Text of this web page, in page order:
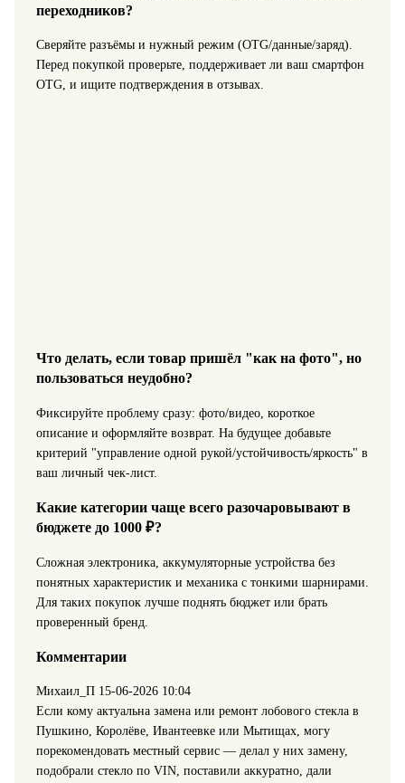
переходников?
Сверяйте разъёмы и нужный режим (OTG/данные/заряд).
Перед покупкой проверьте, поддерживает ли ваш смартфон
OTG, и ищите подтверждения в отзывах.
Что делать, если товар пришёл "как на фото", но
пользоваться неудобно?
Фиксируйте проблему сразу: фото/видео, короткое
описание и оформляйте возврат. На будущее добавьте
критерий "управление одной рукой/устойчивость/яркость" в
ваш личный чек-лист.
Какие категории чаще всего разочаровывают в
бюджете до 1000 ₽?
Сложная электроника, аккумуляторные устройства без
понятных характеристик и механика с тонкими шарнирами.
Для таких покупок лучше поднять бюджет или брать
проверенный бренд.
Комментарии
Михаил_П 15-06-2026 10:04
Если кому актуальна замена или ремонт лобового стекла в
Пушкино, Королёве, Ивантеевке или Мытищах, могу
порекомендовать местный сервис — делал у них замену,
подобрали стекло по VIN, поставили аккуратно, дали